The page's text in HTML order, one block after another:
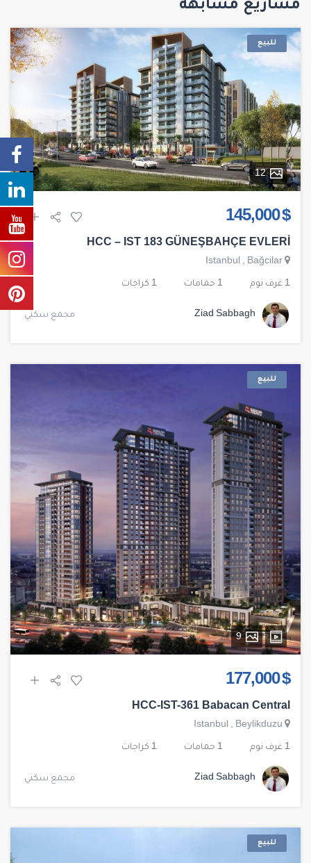
مشاريع مشابهة
للبيع
12
$ 145,000
HCC – IST 183 GÜNEŞBAHÇE EVLERİ
Istanbul , Bağcilar
1 غرف نوم 1 حمامات 1 كراجات
Ziad Sabbagh مجمع سكني
للبيع
9
$ 177,000
HCC-IST-361 Babacan Central
Istanbul , Beylikduzu
1 غرف نوم 1 حمامات 1 كراجات
Ziad Sabbagh مجمع سكني
للبيع